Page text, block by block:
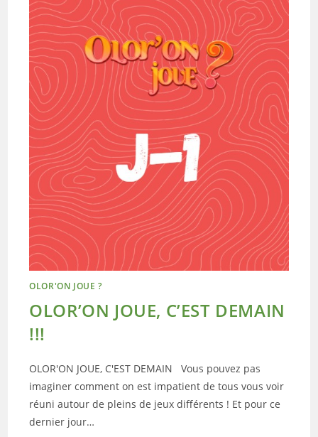
OLOR'ON JOUE ?
OLOR’ON JOUE, C’EST DEMAIN
!!!
OLOR'ON JOUE, C'EST DEMAIN Vous pouvez pas
imaginer comment on est impatient de tous vous voir
réuni autour de pleins de jeux différents ! Et pour ce
dernier jour…